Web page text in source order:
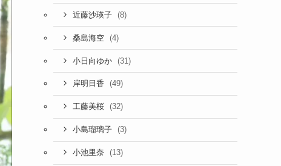
近藤沙瑛子 (8)
桑島海空 (4)
小日向ゆか (31)
岸明日香 (49)
工藤美桜 (32)
小島瑠璃子 (3)
小池里奈 (13)